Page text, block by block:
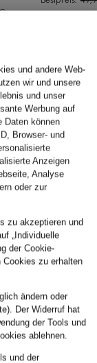
und andere Web-
wir und unsere
und unser
Werbung auf
Daten können
Browser- und
Anzeigen
Analyse
oder zur
zu akzeptieren und
„Individuelle
der Cookie-
Cookies zu erhalten
ändern oder
Der Widerruf hat
der Tools und
ablehnen.
und der